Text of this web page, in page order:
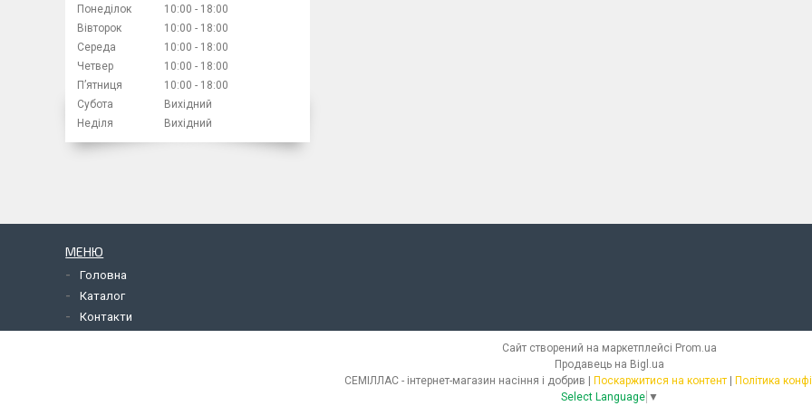
Понеділок 10:00
18:00
Вівторок
10:00
18:00
Середа
10:00
18:00
Четвер
10:00
18:00
Пʼятниця
10:00
18:00
Субота
Вихідний
Неділя
Вихідний
МЕНЮ
Головна
Каталог
Контакти
Сайт створений на маркетплейсі Prom.ua
Продавець на Bigl.ua
СЕМІЛЛАС - інтернет-магазин насіння і добрив | Поскаржитися на контент | Політика
Select Language ▼